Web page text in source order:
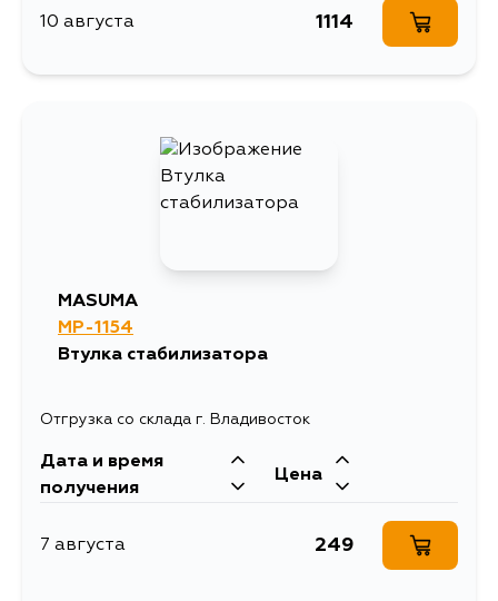
10 августа 1114
MASUMA
MP-1154
Втулка стабилизатора
Отгрузка со склада г. Владивосток
Дата и время
получения
Цена
7 августа 249